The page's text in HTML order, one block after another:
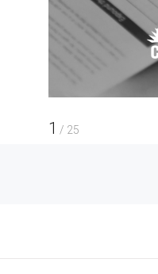
1 / 25